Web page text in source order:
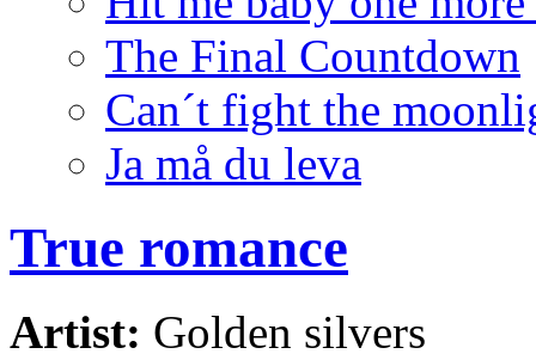
The Final Countdown
Can´t fight the
Ja må du leva
True romance
Artist: Golden silvers